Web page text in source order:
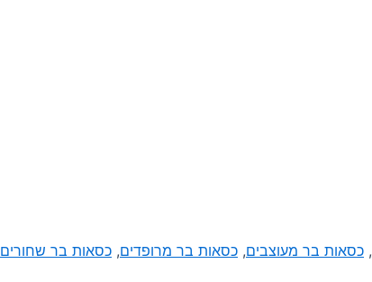
, כסאות בר מעוצבים, כסאות בר מרופדים, כסאות בר שחורים